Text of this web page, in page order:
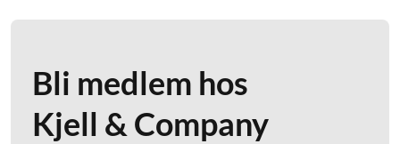
Bli medlem hos
Kjell & Company